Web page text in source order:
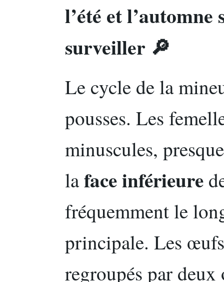
l’été et l’automne
surveiller 🔎
Le cycle de la
pousses. Les
minuscules,
laface inférieure
fréquemment le
principale. Les
regroupés par